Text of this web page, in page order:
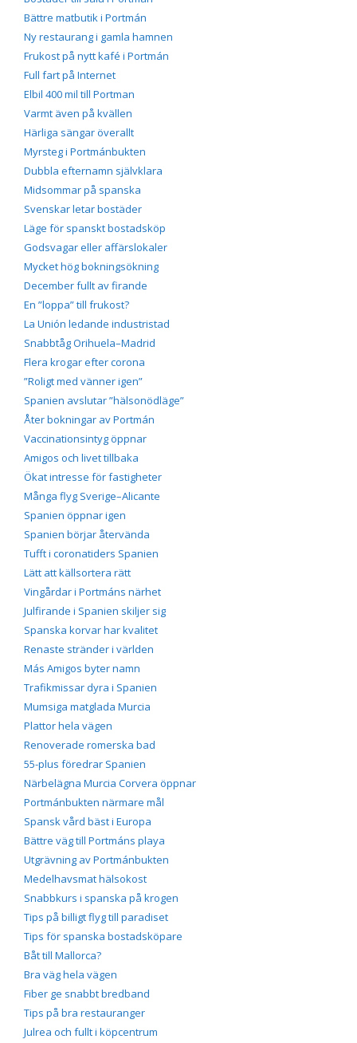
Bättre matbutik i Portmán
Ny restaurang i gamla hamnen
Frukost på nytt kafé i Portmán
Full fart på Internet
Elbil 400 mil till Portman
Varmt även på kvällen
Härliga sängar överallt
Myrsteg i Portmánbukten
Dubbla efternamn självklara
Midsommar på spanska
Svenskar letar bostäder
Läge för spanskt bostadsköp
Godsvagar eller affärslokaler
Mycket hög bokningsökning
December fullt av firande
En ”loppa” till frukost?
La Unión ledande industristad
Snabbtåg Orihuela–Madrid
Flera krogar efter corona
”Roligt med vänner igen”
Spanien avslutar ”hälsonödläge”
Åter bokningar av Portmán
Vaccinationsintyg öppnar
Amigos och livet tillbaka
Ökat intresse för fastigheter
Många flyg Sverige–Alicante
Spanien öppnar igen
Spanien börjar återvända
Tufft i coronatiders Spanien
Lätt att källsortera rätt
Vingårdar i Portmáns närhet
Julfirande i Spanien skiljer sig
Spanska korvar har kvalitet
Renaste stränder i världen
Más Amigos byter namn
Trafikmissar dyra i Spanien
Mumsiga matglada Murcia
Plattor hela vägen
Renoverade romerska bad
55-plus föredrar Spanien
Närbelägna Murcia Corvera öppnar
Portmánbukten närmare mål
Spansk vård bäst i Europa
Bättre väg till Portmáns playa
Utgrävning av Portmánbukten
Medelhavsmat hälsokost
Snabbkurs i spanska på krogen
Tips på billigt flyg till paradiset
Tips för spanska bostadsköpare
Båt till Mallorca?
Bra väg hela vägen
Fiber ge snabbt bredband
Tips på bra restauranger
Julrea och fullt i köpcentrum